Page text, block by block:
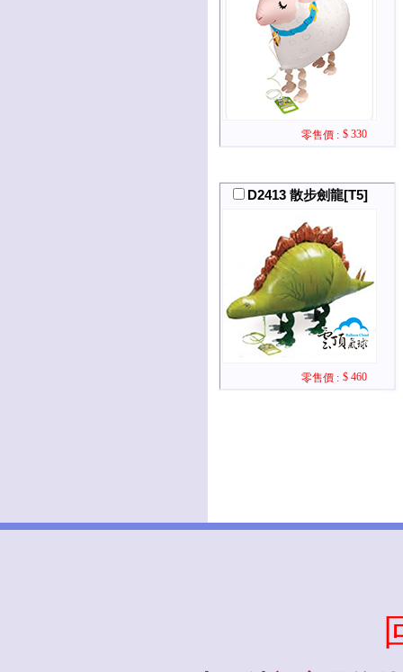
零售價 : $ 330
D2413 散步劍龍[T5]
零售價 : $ 460